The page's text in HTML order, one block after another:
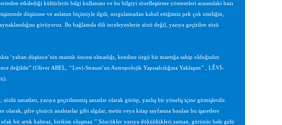
etkilediği kültürlerin bilgi kullanımı ve bu bilgiyi sözelleştirme yöntemleri arasındaki bazı
düşünme ve anlatım biçimiyle ilgili, sorgulamadan kabul ettiğimiz pek çok niteliğin,
görüyoruz. Bu bağlamda dili inceleyenlerin sözü değil, yazıya geçirilen sözü
‘yaban düşünce’nin mantık öncesi olmadığı, kendine özgü bir mantığa sahip olduğudur.
değildir”.(Oliver ABEL, ‘‘Levi-Strauss’un Antropolojik Yapısalcılığına Yaklaşım’’ , LÊVİ-
sanatları, yazıya geçirilmemiş sanatlar olarak görüp, yanlış bir yöneliş içine girmişlerdir.
şifre çözücü anahtarlar gibi algılar, metin veya kitap sayfasına basılan bu işaretlere
bir artık kalmaz, birikim oluşmaz.’’ Sözcükler yazıya döküldükleri zaman, görünür hale gelir